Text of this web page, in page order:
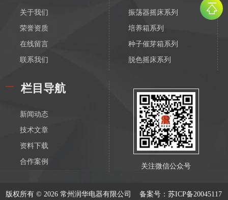
关于我们
荣誉资质
在线留言
联系我们
振荡器摇床系列
培养箱系列
种子催芽箱系列
脱色摇床系列
恒温磁力搅拌器系列
电动搅拌器系列
离心机系列
水浴锅系列
油浴锅系列
恒温水箱系列
栏目导航
新闻动态
技术文章
资料下载
合作案例
关注微信公众号
版权所有 © 2026 常州润华电器有限公司备案号：苏ICP备20045117